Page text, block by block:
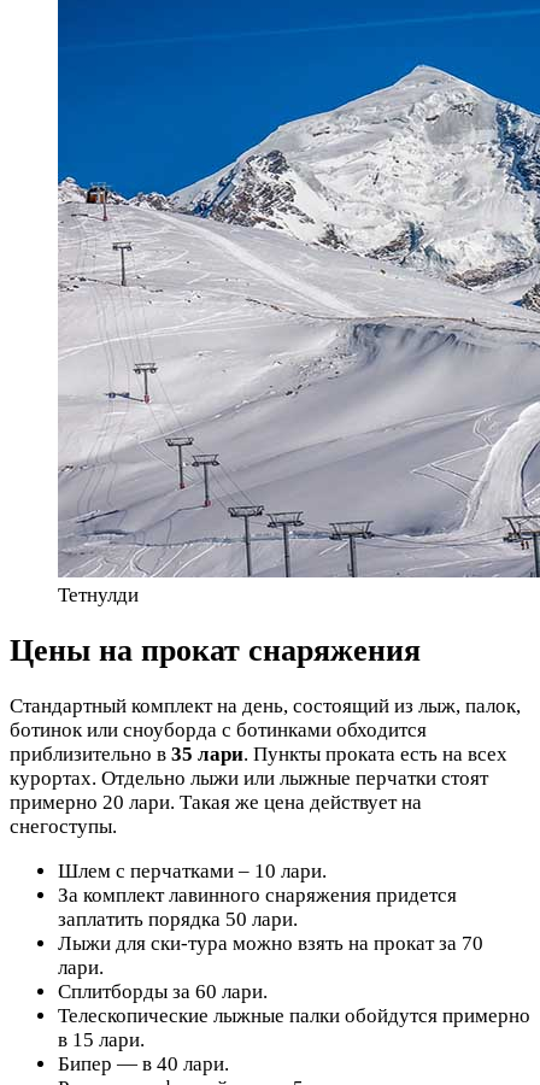
Тетнулди
Цены на прокат снаряжения
Стандартный комплект на день, состоящий из лыж, палок,
ботинок или сноуборда с ботинками обходится
приблизительно в 35 лари. Пункты проката есть на всех
курортах. Отдельно лыжи или лыжные перчатки стоят
примерно 20 лари. Такая же цена действует на
снегоступы.
Шлем с перчатками – 10 лари.
За комплект лавинного снаряжения придется
заплатить порядка 50 лари.
Лыжи для ски-тура можно взять на прокат за 70
лари.
Сплитборды за 60 лари.
Телескопические лыжные палки обойдутся примерно
в 15 лари.
Бипер — в 40 лари.